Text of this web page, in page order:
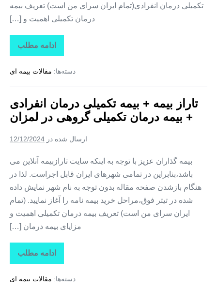
تکمیلی درمان انفرادی(تمام ایران سرای من است) تعریف بیمه
درمان تکمیلی اهمیت و […]
ادامه مطلب
تاراز
بیمه
بیمه
درمان
+
بیمه
درمان
تکمیلی
در
دسته‌ها: مقالات بیمه ای
تاراز بیمه + بیمه تکمیلی درمان انفرادی
+ بیمه درمان تکمیلی گروهی در لمزان
ارسال شده در 12/12/2024
بیمه گذاران عزیز با توجه به اینکه سایت تارازبیمه آنلاین می
باشد،بنابراین در تمامی شهرهای ایران قابل اجراست. لذا در
هنگام بازشدن صفحه مقاله بدون توجه به نام شهر نمایش داده
شده در تیتر فوق،مراحل خرید بیمه نامه را آغاز نمایید. (تمام
ایران سرای من است) تعریف بیمه درمان تکمیلی اهمیت و
مزایای بیمه درمان […]
ادامه مطلب
تاراز
بیمه
بیمه
دسته‌ها: مقالات بیمه ای